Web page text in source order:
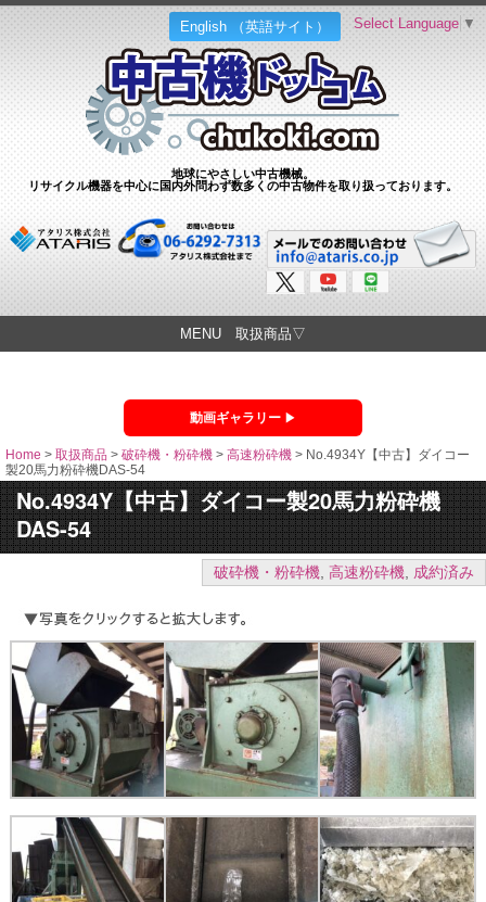
English （英語サイト）
地球にやさしい中古機械。
リサイクル機器を中心に国内外問わず数多くの中古物件を取り扱っております。
Select Language ▼
MENU 取扱商品▽
動画ギャラリー
Home > 取扱商品 > 破砕機・粉砕機 > 高速粉砕機 > No.4934Y【中古】ダイコー
製20馬力粉砕機DAS-54
No.4934Y【中古】ダイコー製20馬力粉砕機
DAS-54
破砕機・粉砕機, 高速粉砕機, 成約済み